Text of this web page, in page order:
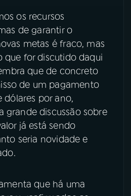
Facebook
os recursos
de garantir o
metas é fraco, mas
que for discutido daqui
que de concreto
de um pagamento
dólares por ano,
grande discussão sobre
já está sendo
seria novidade e
que há uma